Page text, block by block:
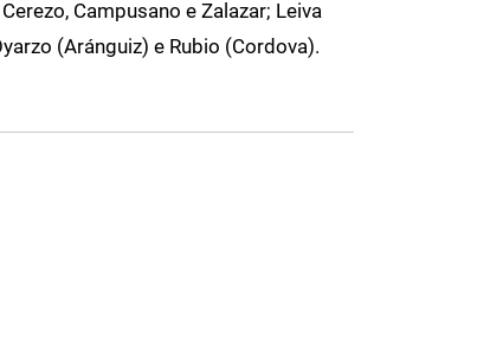
Campusano e Zalazar; Leiva
(Aránguiz) e Rubio (Cordova).